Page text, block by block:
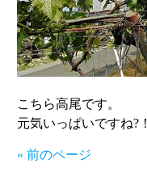
こちら高尾です。
元気いっぱいですね?！
« 前のページ